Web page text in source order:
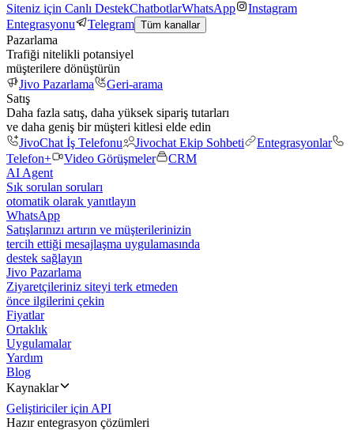
Siteniz için Canlı DestekChatbotlarWhatsApp
Instagram
Entegrasyonu
Telegram Tüm kanallar
Pazarlama
Trafiği nitelikli potansiyel
müşterilere dönüştürün
Jivo Pazarlama
Geri-arama
Satış
Daha fazla satış, daha yüksek sipariş tutarları
ve daha geniş bir müşteri kitlesi elde edin
JivoChat İş Telefonu
Jivochat Ekip Sohbeti
Entegrasyonlar
Telefon+
Video Görüşmeler
CRM
AI Agent
Sık sorulan soruları
otomatik olarak yanıtlayın
WhatsApp
Satışlarınızı artırın ve müşterilerinizin
tercih ettiği mesajlaşma uygulamasında
destek sağlayın
Jivo Pazarlama
Ziyaretçileriniz siteyi terk etmeden
önce ilgilerini çekin
Fiyatlar
Ortaklık
Uygulamalar
Yardım
Blog
Kaynaklar
Geliştiriciler için API
Hazır entegrasyon çözümleri